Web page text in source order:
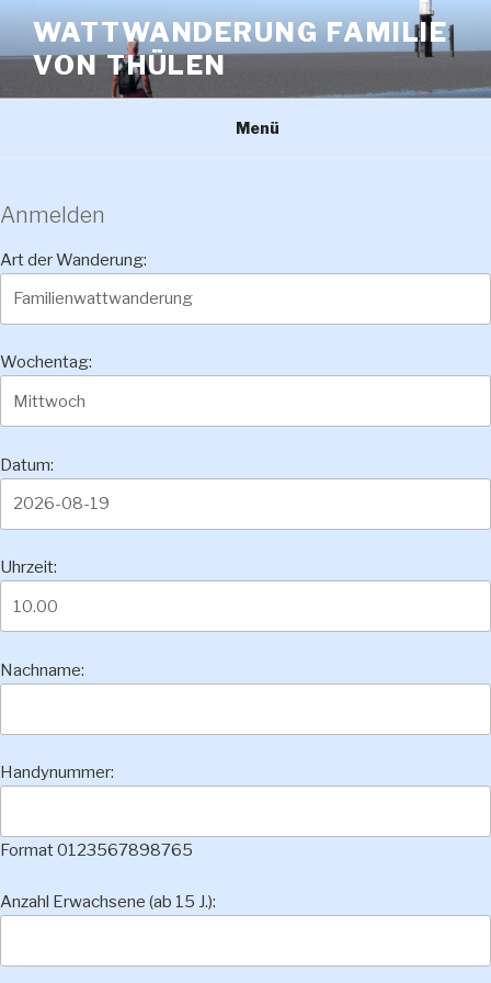
Inhalt
springen
WATTWANDERUNG FAMILIE
VON THÜLEN
Menü
Anmelden
Art der Wanderung:
Wochentag:
Datum:
Uhrzeit:
Nachname:
Handynummer:
Format 0123567898765
Anzahl Erwachsene (ab 15 J.):